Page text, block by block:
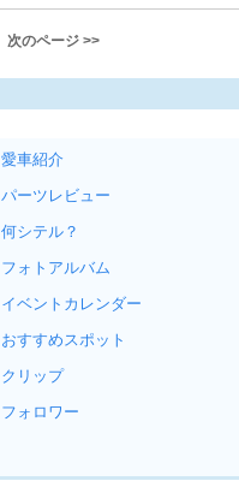
次のページ >>
愛車紹介
パーツレビュー
何シテル？
フォトアルバム
イベントカレンダー
おすすめスポット
クリップ
フォロワー